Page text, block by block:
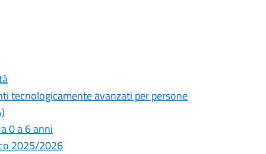
tecnologicamente avanzati per persone
0 a 6 anni
2025/2026